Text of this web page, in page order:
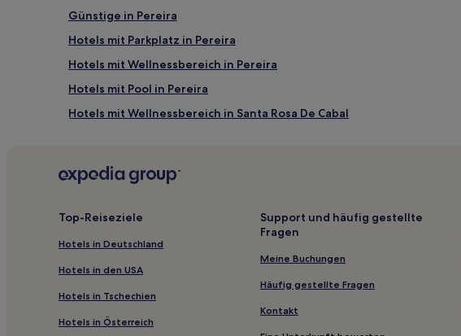
Günstige in Pereira
Hotels mit Parkplatz in Pereira
Hotels mit Wellnessbereich in Pereira
Hotels mit Pool in Pereira
Hotels mit Wellnessbereich in Santa Rosa De Cabal
La Bella Hotels
Santuario Hotels
Hotels nahe Unicentro Einkaufszentrum
Top-Reiseziele
Hotels in Deutschland
Hotels in den USA
Hotels in Tschechien
Hotels in Österreich
Support und häufig gestellte
Fragen
Meine Buchungen
Häufig gestellte Fragen
Kontakt